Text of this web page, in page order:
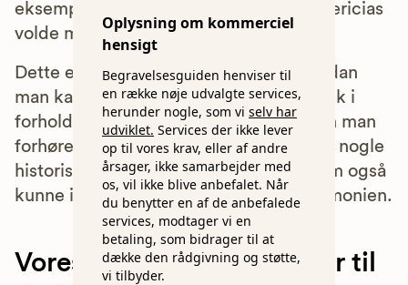
Oplysning om kommerciel
hensigt
Begravelsesguiden henviser til
en række nøje udvalgte services,
herunder nogle, som vi selv har
udviklet. Services der ikke lever
op til vores krav, eller af andre
årsager, ikke samarbejder med
os, vil ikke blive anbefalet. Når
du benytter en af de anbefalede
services, modtager vi en
betaling, som bidrager til at
dække den rådgivning og støtte,
vi tilbyder.
eksempelvis være en gåtur ned til Fredericias
volde med familien og venner.
Dette er blot nogle eksempler på, hvordan
man kan gøre afskeden med afdøde unik i
forhold til byens historie. Endvidere kan man
forhører bedemanden eller præsten om nogle
historiske eller kulturelle elementer, som også
kunne inddrages under eller efter ceremonien.
Vores eksperter sidder klar til